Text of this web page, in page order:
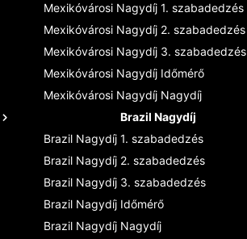
Mexikóvárosi Nagydíj 1. szabadedzés
Mexikóvárosi Nagydíj 2. szabadedzés
Mexikóvárosi Nagydíj 3. szabadedzés
Mexikóvárosi Nagydíj Időmérő
Mexikóvárosi Nagydíj Nagydíj
Brazil Nagydíj
Brazil Nagydíj 1. szabadedzés
Brazil Nagydíj 2. szabadedzés
Brazil Nagydíj 3. szabadedzés
Brazil Nagydíj Időmérő
Brazil Nagydíj Nagydíj